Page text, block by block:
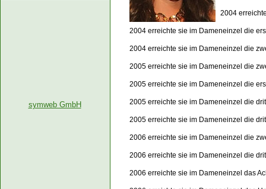
2004
2004 erreichte sie im Dameneinzel die
2004 erreichte sie im Dameneinzel die
2005 erreichte sie im Dameneinzel die
2005 erreichte sie im Dameneinzel die
2005 erreichte sie im Dameneinzel die
2005 erreichte sie im Dameneinzel die
2006 erreichte sie im Dameneinzel die
2006 erreichte sie im Dameneinzel die
2006 erreichte sie im Dameneinzel das
symweb GmbH